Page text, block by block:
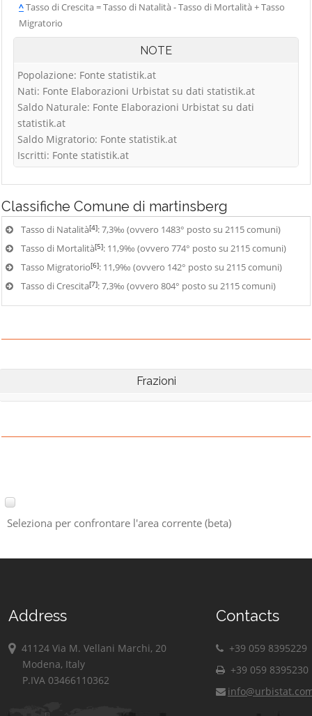
^Tasso di Crescita = Tasso di Natalità - Tasso di Mortalità + Tasso
Migratorio
NOTE
Popolazione: Fonte statistik.at
Nati: Fonte Elaborazioni Urbistat su dati statistik.at
Saldo Naturale: Fonte Elaborazioni Urbistat su dati
statistik.at
Saldo Migratorio: Fonte statistik.at
Iscritti: Fonte statistik.at
Classifiche Comune di martinsberg
Tasso di Natalità[4]: 7,3‰ (ovvero 1483° posto su 2115 comuni)
Tasso di Mortalità[5]: 11,9‰ (ovvero 774° posto su 2115 comuni)
Tasso Migratorio[6]: 11,9‰ (ovvero 142° posto su 2115 comuni)
Tasso di Crescita[7]: 7,3‰ (ovvero 804° posto su 2115 comuni)
Frazioni
Seleziona per confrontare l'area corrente (beta)
Address
41124 Via M. Vellani Marchi, 20
Modena, Italy
P.IVA 03466110362
Contacts
+39 059 8395229
+39 059 8395230